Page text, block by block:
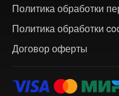
Политика обработки
Политика обработки
Договор оферты